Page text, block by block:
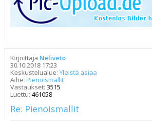
Kirjoittaja Neliveto
30.10.2018 17:23
Keskustelualue: Yleistä asiaa
Aihe: Pienoismallit
Vastaukset: 3515
Luettu: 461058
Re: Pienoismallit